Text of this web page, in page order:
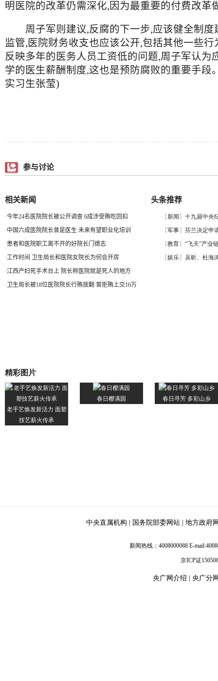
明医院的改革仍需深化,因为最重要的付费改革
周子军则建议,反腐的下一步,应该健全制度
监管,医院财务收支也应该公开,包括其他一些行
反映多年的医务人员工资低的问题,周子军认为
学的医生薪酬制度,这也是预防腐败的重要手段
实习生张莹)
参与讨论
相关新闻
·今年24名医院院长被公开调查 6成涉受贿吃回扣
·中国六成医院院长曾是医生 未来有望职业化培训
·患者和医院职工离不开的好院长门德志
·工作时间 卫生局长和医院女院长为何会开房
·江西产妇死手术台上 院长称医院就是死人的地方
· 卫生局长被18位医院院长行贿放翻 曾拒贿上交16万
头条推荐